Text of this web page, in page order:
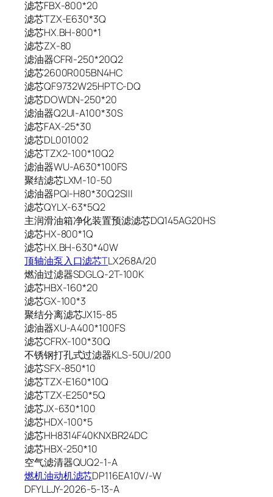
滤芯FBX-800*20
滤芯TZX-E630*3Q
滤芯HX.BH-800*1
滤芯ZX-80
滤油器CFRI-250*20Q2
滤芯2600R005BN4HC
滤芯QF9732W25HPTC-DQ
滤芯DOWDN-250*20
滤油器Q2UI-A100*30S
滤芯FAX-25*30
滤芯DL001002
滤芯TZX2-100*10Q2
滤油器WU-A630*100FS
聚结滤芯LXM-10-50
滤油器PQI-H80*30Q2SIII
滤芯QYLX-63*5Q2
主润滑油箱净化装置预滤滤芯DQ145AG20HS
滤芯HX-800*1Q
滤芯HX.BH-630*40W
顶轴油泵入口滤芯TLX268A/20
燃油过滤器SDGLQ-2T-100K
滤芯HBX-160*20
滤芯GX-100*3
聚结分离滤芯JX15-85
滤油器XU-A400*100FS
滤芯CFRX-100*30Q
不锈钢打孔式过滤器KLS-50U/200
滤芯SFX-850*10
滤芯TZX-E160*10Q
滤芯TZX-E250*5Q
滤芯JX-630*100
滤芯HDX-100*5
滤芯HH8314F40KNXBR24DC
滤芯HBX-250*10
空气滤清器QUQ2-1-A
燃机油动机滤芯DP116EA10V/-W
DFYLLJY-2026-5-13-A